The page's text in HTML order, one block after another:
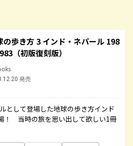
の歩き方 3 インド・ネパール 198
（初版復刻版）
発売
として登場した地球の歩き方インド
！ 当時の旅を思い出して欲しい1冊